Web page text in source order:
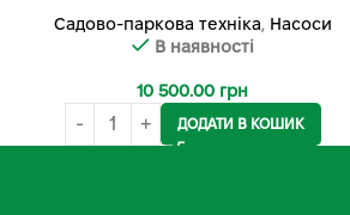
Садово-паркова техніка, Насоси
В наявності
10 500.00 грн
ДОДАТИ В КОШИК